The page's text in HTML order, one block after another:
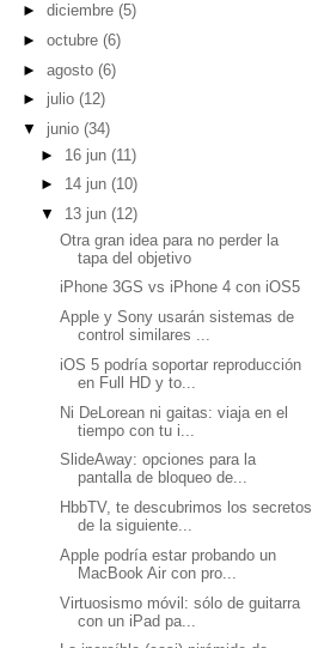
► diciembre (5)
► octubre (6)
► agosto (6)
► julio (12)
▼ junio (34)
► 16 jun(11)
► 14 jun(10)
▼ 13 jun(12)
Otra gran idea para no perder la
tapa del objetivo
iPhone 3GS vs iPhone 4 con iOS5
Apple y Sony usarán sistemas de
control similares ...
iOS 5 podría soportar reproducción
en Full HD y to...
Ni DeLorean ni gaitas: viaja en el
tiempo con tu i...
SlideAway: opciones para la
pantalla de bloqueo de...
HbbTV, te descubrimos los secretos
de la siguiente...
Apple podría estar probando un
MacBook Air con pro...
Virtuosismo móvil: sólo de guitarra
con un iPad pa...